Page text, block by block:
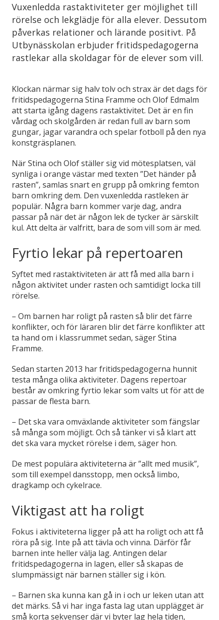
Vuxenledda rastaktiviteter ger möjlighet till
rörelse och lekglädje för alla elever. Dessutom
påverkas relationer och lärande positivt. På
Utbynässkolan erbjuder fritidspedagogerna
rastlekar alla skoldagar för de elever som vill.
Klockan närmar sig halv tolv och strax är det dags för
fritidspedagogerna Stina Framme och Olof Edmalm
att starta igång dagens rastaktivitet. Det är en fin
vårdag och skolgården är redan full av barn som
gungar, jagar varandra och spelar fotboll på den nya
konstgräsplanen.
När Stina och Olof ställer sig vid mötesplatsen, väl
synliga i orange västar med texten ”Det händer på
rasten”, samlas snart en grupp på omkring femton
barn omkring dem. Den vuxenledda rastleken är
populär. Några barn kommer varje dag, andra
passar på när det är någon lek de tycker är särskilt
kul. Att delta är valfritt, bara de som vill som är med.
Fyrtio lekar på repertoaren
Syftet med rastaktiviteten är att få med alla barn i
någon aktivitet under rasten och samtidigt locka till
rörelse.
– Om barnen har roligt på rasten så blir det färre
konflikter, och för läraren blir det färre konflikter att
ta hand om i klassrummet sedan, säger Stina
Framme.
Sedan starten 2013 har fritidspedagogerna hunnit
testa många olika aktiviteter. Dagens repertoar
består av omkring fyrtio lekar som valts ut för att de
passar de flesta barn.
– Det ska vara omväxlande aktiviteter som fängslar
så många som möjligt. Och så tänker vi så klart att
det ska vara mycket rörelse i dem, säger hon.
De mest populära aktiviteterna är ”allt med musik”,
som till exempel dansstopp, men också limbo,
dragkamp och cykelrace.
Viktigast att ha roligt
Fokus i aktiviteterna ligger på att ha roligt och att få
röra på sig. Inte på att tävla och vinna. Därför får
barnen inte heller välja lag. Antingen delar
fritidspedagogerna in lagen, eller så skapas de
slumpmässigt när barnen ställer sig i kön.
– Barnen ska kunna kan gå in i och ur leken utan att
det märks. Så vi har inga fasta lag utan upplägget är
små korta sekvenser där vi byter lag hela tiden,